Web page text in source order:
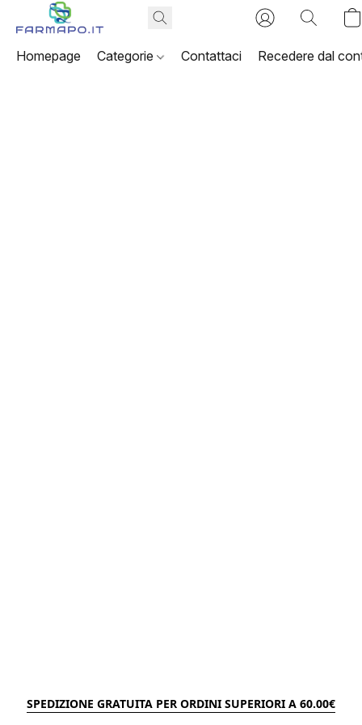
Homepage Categorie Contattaci Recedere dal
SPEDIZIONE GRATUITA PER ORDINI SUPERIORI A 60.00€